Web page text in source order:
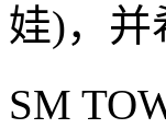
娃)，并
SM